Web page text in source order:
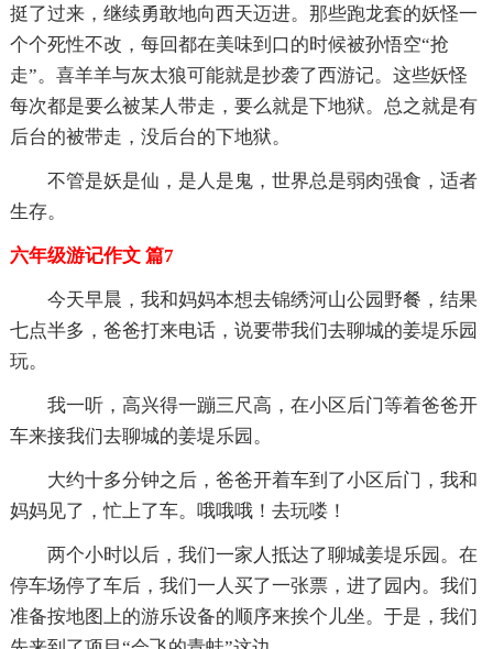
挺了过来，继续勇敢地向西天迈进。那些跑龙套的妖怪一
个个死性不改，每回都在美味到口的时候被孙悟空“抢
走”。喜羊羊与灰太狼可能就是抄袭了西游记。这些妖怪
每次都是要么被某人带走，要么就是下地狱。总之就是有
后台的被带走，没后台的下地狱。
不管是妖是仙，是人是鬼，世界总是弱肉强食，适者
生存。
六年级游记作文 篇7
今天早晨，我和妈妈本想去锦绣河山公园野餐，结果
七点半多，爸爸打来电话，说要带我们去聊城的姜堤乐园
玩。
我一听，高兴得一蹦三尺高，在小区后门等着爸爸开
车来接我们去聊城的姜堤乐园。
大约十多分钟之后，爸爸开着车到了小区后门，我和
妈妈见了，忙上了车。哦哦哦！去玩喽！
两个小时以后，我们一家人抵达了聊城姜堤乐园。在
停车场停了车后，我们一人买了一张票，进了园内。我们
准备按地图上的游乐设备的顺序来挨个儿坐。于是，我们